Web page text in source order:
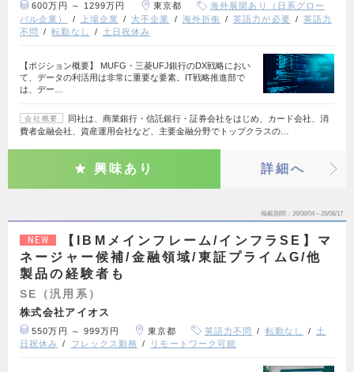
600万円 ～ 1299万円 東京都
海外展開あり（日系グロー
バル企業）
上場企業 大手企業 海外折衝 英語力が必要
英語力
不問
転勤なし 土日祝休み
【ポジション概要】 MUFG・三菱UFJ銀行のDX戦略におい
て、データの利活用は非常に重要な要素。IT戦略推進部で
は、デー…
会社概要
同社は、商業銀行・信託銀行・証券会社をはじめ、カード会社、消
費者金融会社、資産運用会社など、主要金融分野でトップクラスの…
興味あり 詳細へ
掲載期間 26/08/04～26/08/17
NEW
【IBMメインフレーム/インフラSE】マ
ネージャー候補/金融領域/東証プライムG/他
製品の経験者も
SE（汎用系）
株式会社アイオス
550万円 ～ 999万円 東京都 英語力不問 転勤なし
土
日祝休み
フレックス勤務 リモートワーク可能